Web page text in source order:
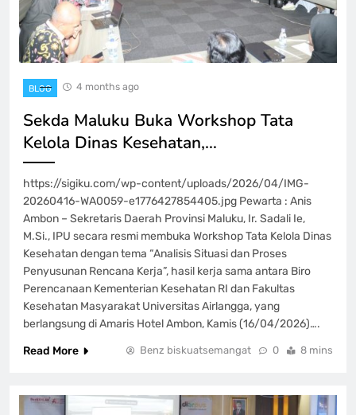
BLOG 4 months ago
Sekda Maluku Buka Workshop Tata
Kelola Dinas Kesehatan,…
https://sigiku.com/wp-content/uploads/2026/04/IMG-
20260416-WA0059-e1776427854405.jpg Pewarta : Anis
Ambon – Sekretaris Daerah Provinsi Maluku, Ir. Sadali Ie,
M.Si., IPU secara resmi membuka Workshop Tata Kelola Dinas
Kesehatan dengan tema “Analisis Situasi dan Proses
Penyusunan Rencana Kerja”, hasil kerja sama antara Biro
Perencanaan Kementerian Kesehatan RI dan Fakultas
Kesehatan Masyarakat Universitas Airlangga, yang
berlangsung di Amaris Hotel Ambon, Kamis (16/04/2026)….
Read More
Benz biskuatsemangat 0 8 mins